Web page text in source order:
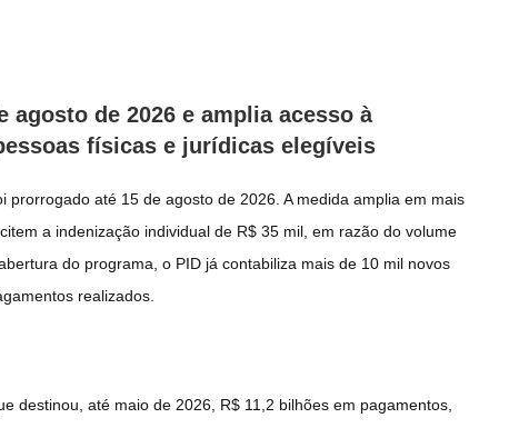
agosto de 2026 e amplia acesso à
físicas e jurídicas elegíveis
até 15 de agosto de 2026. A medida amplia em mais
a indenização individual de R$ 35 mil, em razão do volume
do programa, o PID já contabiliza mais de 10 mil novos
realizados.
destinou, até maio de 2026, R$ 11,2 bilhões em pagamentos,